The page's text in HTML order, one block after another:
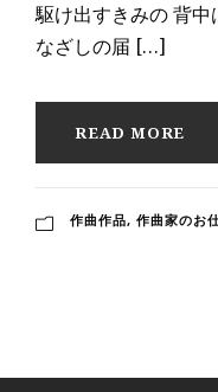
駆け出すきみの 背
なざしの届 […]
READ MORE
作曲作品, 作曲家のお